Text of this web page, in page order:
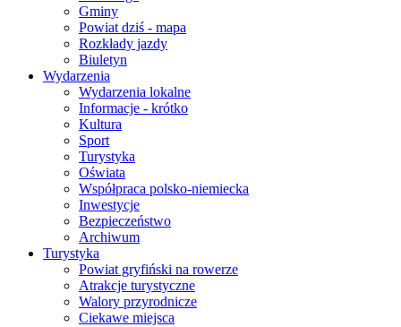
Gminy
Powiat dziś - mapa
Rozkłady jazdy
Biuletyn
Wydarzenia
Wydarzenia lokalne
Informacje - krótko
Kultura
Sport
Turystyka
Oświata
Współpraca polsko-niemiecka
Inwestycje
Bezpieczeństwo
Archiwum
Turystyka
Powiat gryfiński na rowerze
Atrakcje turystyczne
Walory przyrodnicze
Ciekawe miejsca